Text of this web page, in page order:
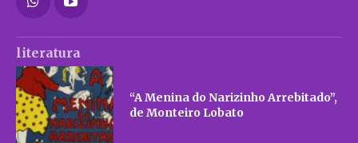
literatura
“A Menina do Narizinho Arrebitado”,
de Monteiro Lobato